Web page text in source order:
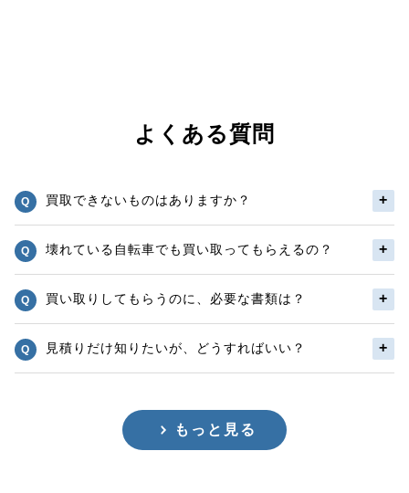
よくある質問
買取できないものはありますか？
壊れている自転車でも買い取ってもらえるの？
買い取りしてもらうのに、必要な書類は？
見積りだけ知りたいが、どうすればいい？
もっと見る